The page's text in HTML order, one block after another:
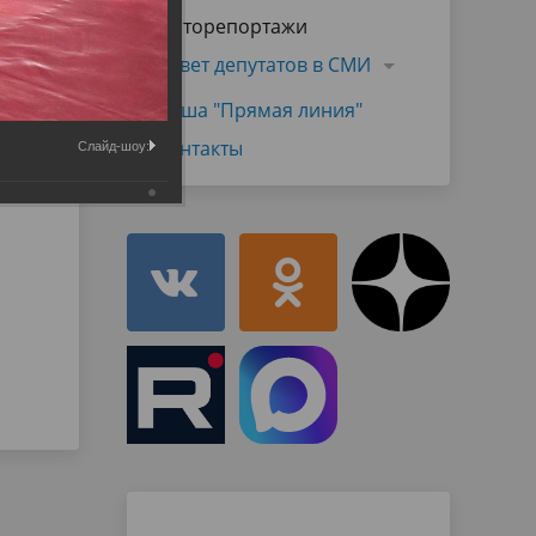
Муниципальная служба
Объявления
имущественного характера
Информационные материалы
Фоторепортажи
Совет депутатов в СМИ
Наша "Прямая линия"
Контакты
Слайд-шоу: